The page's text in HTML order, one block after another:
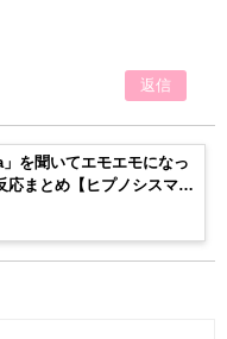
返信
」を聞いてエモエモになっ
応まとめ【ヒプノシスマイ